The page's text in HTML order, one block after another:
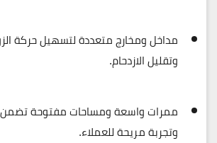
مداخل ومخارج متعددةلتسهيل حركة
وتقليل الازدحام.
ممرات واسعة ومساحات مفتوحةتضمن
وتجربة مريحة للعملاء.